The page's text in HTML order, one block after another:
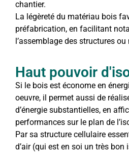
chantier.
La légèreté du matériau bois
préfabrication, en facilitant
l’assemblage des structures
Haut pouvoir
Si le bois est économe en
oeuvre, il permet aussi de
d’énergie substantielles, en
performances sur le plan de
Par sa structure cellulaire
d’air (qui est en soi un très bon